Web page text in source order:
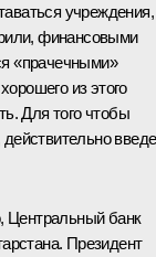
учреждения,
финансовыми
«прачечными»
из этого
Для того чтобы
Центральный банк
Президент